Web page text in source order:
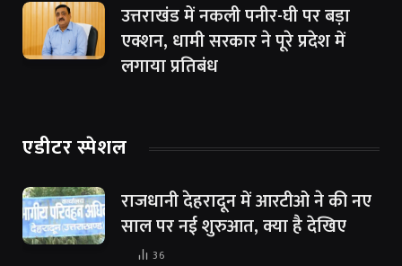
उत्तराखंड में नकली पनीर-घी पर बड़ा
एक्शन, धामी सरकार ने पूरे प्रदेश में
लगाया प्रतिबंध
एडीटर स्पेशल
राजधानी देहरादून में आरटीओ ने की नए
साल पर नई शुरुआत, क्या है देखिए
36